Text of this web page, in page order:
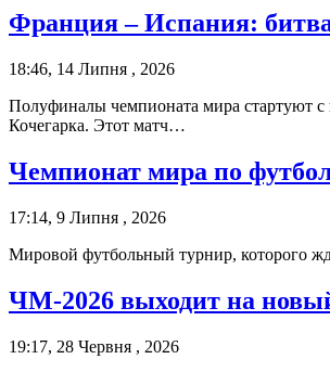
Франция – Испания:
18:46, 14 Липня , 2026
Полуфиналы чемпионата мира стартуют
Кочегарка. Этот матч…
Чемпионат мира по
17:14, 9 Липня , 2026
Мировой футбольный турнир, которого
ЧМ-2026 выходит на
19:17, 28 Червня , 2026